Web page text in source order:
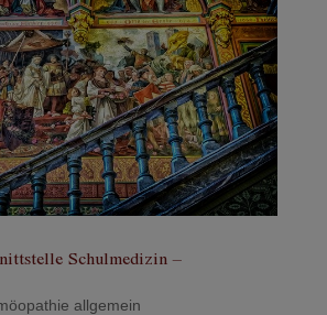
Schulmedizin –
allgemein